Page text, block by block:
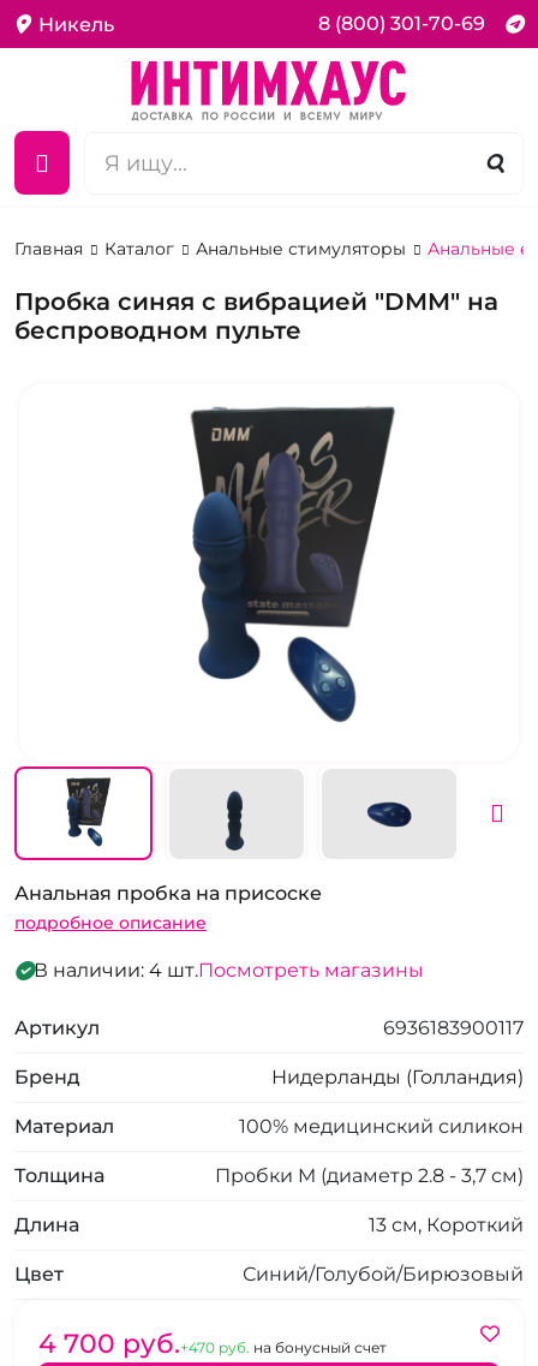
Никель 8 (800) 301-70-69
Главная Каталог Анальные стимуляторы Анальные
Пробка синяя с вибрацией "DMM" на
беспроводном пульте
Анальная пробка на присоске
подробное описание
В наличии: 4 шт.Посмотреть магазины
Артикул 6936183900117
Бренд Нидерланды (Голландия)
Материал 100% медицинский силикон
Толщина Пробки M (диаметр 2.8 - 3,7 см)
Длина 13 см, Короткий
Цвет Синий/Голубой/Бирюзовый
4 700 pуб.+470 pуб. на бонусный счет